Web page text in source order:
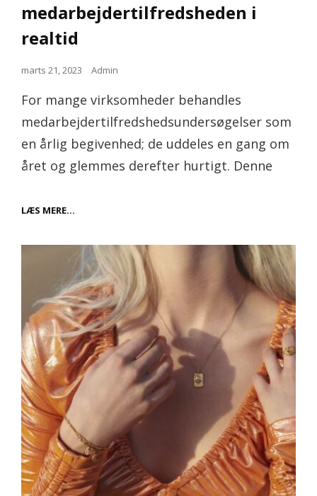
medarbejdertilfredsheden i
realtid
Posted
marts 21, 2023 Admin
For mange virksomheder behandles
medarbejdertilfredshedsundersøgelser som
en årlig begivenhed; de uddeles en gang om
året og glemmes derefter hurtigt. Denne
LÆS MERE…
MEDARBEJDERTILFREDSHEDEN
REALTID